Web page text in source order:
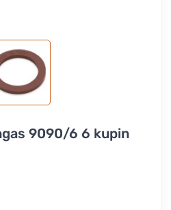
9090/6 6 kupin